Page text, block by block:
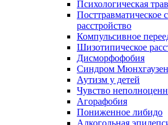
Психологическая
Посттравматическое
расстройство
Компульсивное
Шизотипическое
Дисморфофобия
Синдром
Аутизм у детей
Чувство
Агорафобия
Пониженное либидо
Алкогольная